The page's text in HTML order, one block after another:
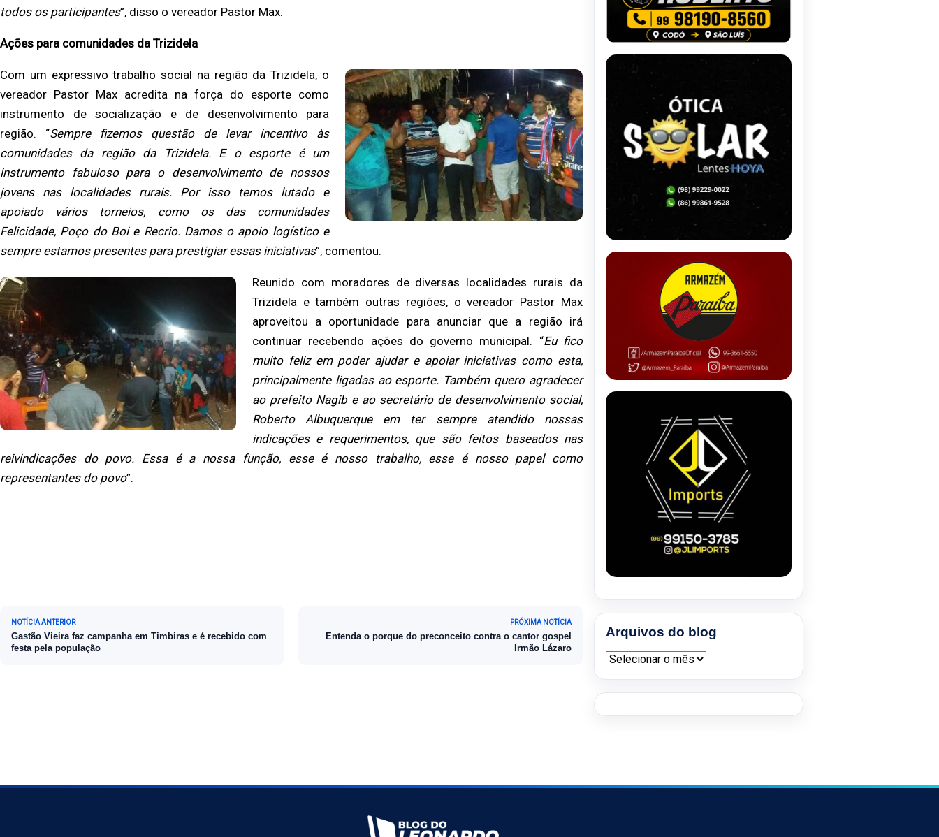
todos os participantes”, disso o vereador Pastor Max.
Ações para comunidades da Trizidela
Com um expressivo trabalho social na região da Trizidela, o
vereador Pastor Max acredita na força do esporte como
instrumento de socialização e de desenvolvimento para
região. “Sempre fizemos questão de levar incentivo às
comunidades da região da Trizidela. E o esporte é um
instrumento fabuloso para o desenvolvimento de nossos
jovens nas localidades rurais. Por isso temos lutado e
apoiado vários torneios, como os das comunidades
Felicidade, Poço do Boi e Recrio. Damos o apoio logístico e
sempre estamos presentes para prestigiar essas iniciativas”, comentou.
Reunido com moradores de diversas localidades rurais da
Trizidela e também outras regiões, o vereador Pastor Max
aproveitou a oportunidade para anunciar que a região irá
continuar recebendo ações do governo municipal. “Eu fico
muito feliz em poder ajudar e apoiar iniciativas como esta,
principalmente ligadas ao esporte. Também quero agradecer
ao prefeito Nagib e ao secretário de desenvolvimento social,
Roberto Albuquerque em ter sempre atendido nossas
indicações e requerimentos, que são feitos baseados nas
reivindicações do povo. Essa é a nossa função, esse é nosso trabalho, esse é nosso papel como
representantes do povo”.
Navegação de Post
NOTÍCIA ANTERIOR
Gastão Vieira faz campanha em Timbiras e é recebido com
festa pela população
PRÓXIMA NOTÍCIA
Entenda o porque do preconceito contra o cantor gospel
Irmão Lázaro
Arquivos do blog
Arquivos do blog